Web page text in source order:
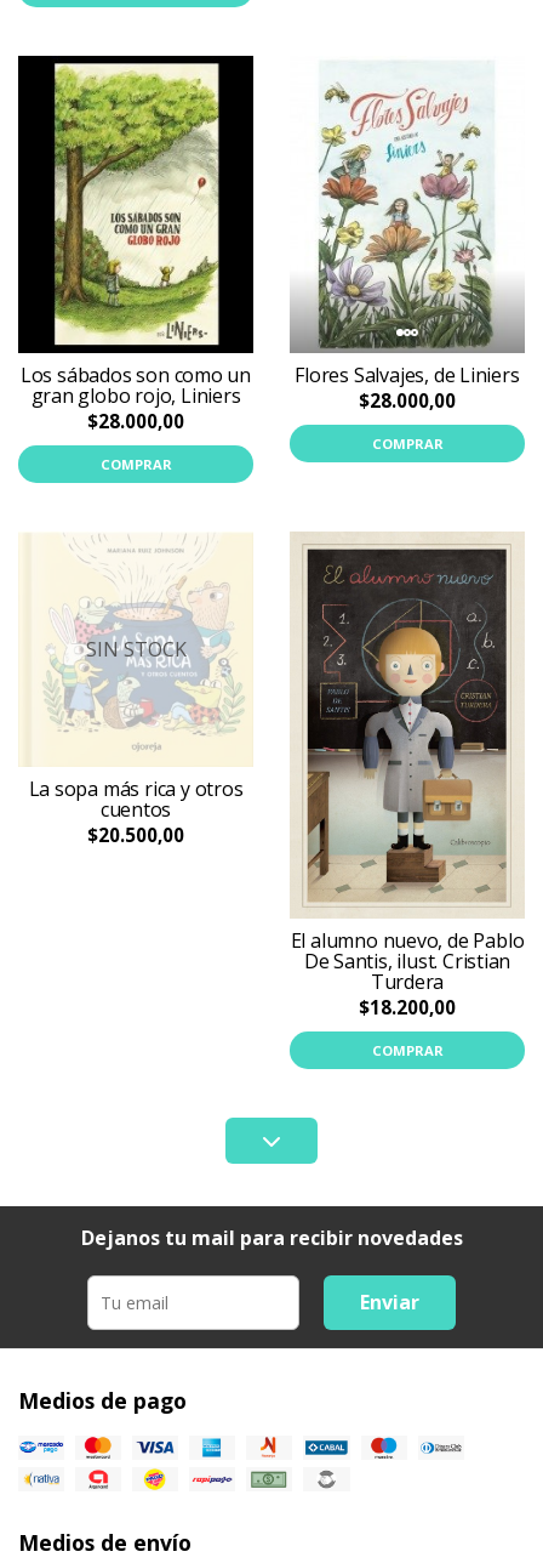
Los sábados son como un
gran globo rojo, Liniers
$28.000,00
COMPRAR
Flores Salvajes, de Liniers
$28.000,00
COMPRAR
SIN STOCK
La sopa más rica y otros
cuentos
$20.500,00
El alumno nuevo, de Pablo
De Santis, ilust. Cristian
Turdera
$18.200,00
COMPRAR
Dejanos tu mail para recibir novedades
Enviar
Medios de pago
Medios de envío